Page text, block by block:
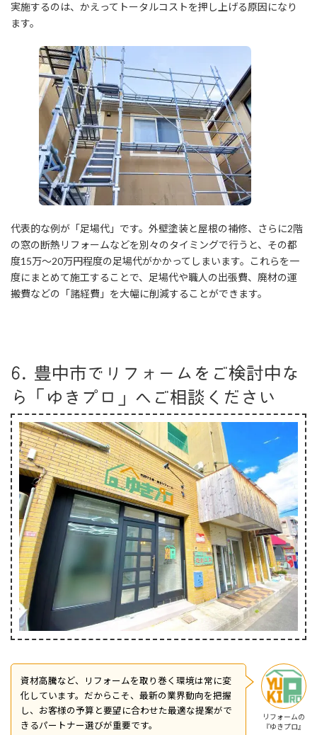
ォームする方法
【2026年最新】最大100万円の補助が出る
「先進的窓リノベ2026事業」を豊中市の
ゆきプロが徹底解説！対象工事や補助額シ
ミュレーション、2025年からの変更点を
網羅。窓・ド…
豊中市のリフォーム会社 【ゆきプ
ロ】大阪府北摂、兵庫県東部対応
実施するのは、かえってトータルコストを押し上げる原因になり
ます。
代表的な例が「足場代」です。外壁塗装と屋根の補修、さらに2階
の窓の断熱リフォームなどを別々のタイミングで行うと、その都
度15万〜20万円程度の足場代がかかってしまいます。これらを一
度にまとめて施工することで、足場代や職人の出張費、廃材の運
搬費などの「諸経費」を大幅に削減することができます。
6. 豊中市でリフォームをご検討中な
ら「ゆきプロ」へご相談ください
リフォームの
『ゆきプロ』
資材高騰など、リフォームを取り巻く環境は常に変
化しています。だからこそ、最新の業界動向を把握
し、お客様の予算と要望に合わせた最適な提案がで
きるパートナー選びが重要です。